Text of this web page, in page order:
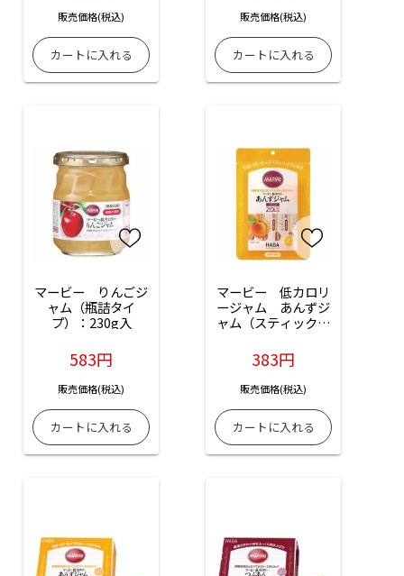
販売価格(税込) 販売価格(税込)
マービー　りんごジ
ャム（瓶詰タイ
プ）：230g入
583円
販売価格(税込)
マービー　低カロリ
ージャム　あんずジ
ャム（スティックタ
383円
販売価格(税込)